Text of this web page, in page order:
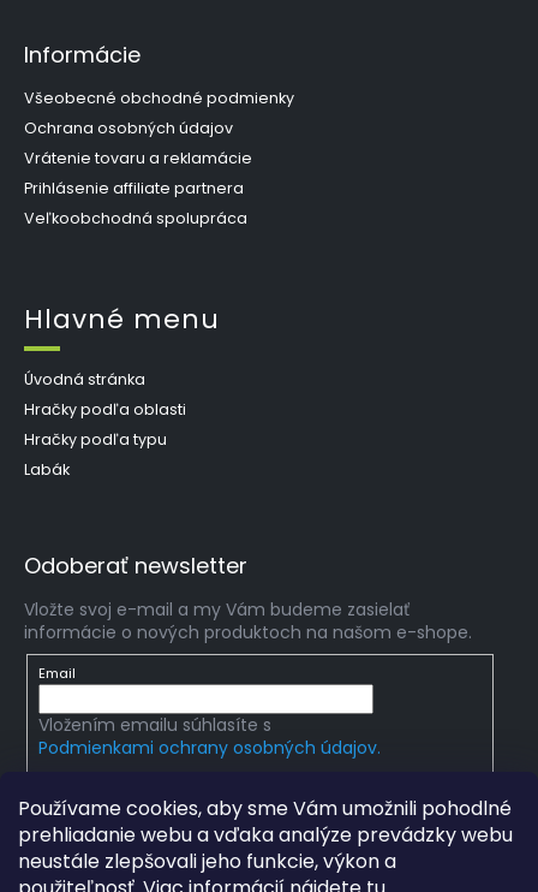
Používame cookies, aby sme Vám umožnili pohodlné
prehliadanie webu a vďaka analýze prevádzky webu
neustále zlepšovali jeho funkcie, výkon a
Informácie
Všeobecné obchodné podmienky
Ochrana osobných údajov
Vrátenie tovaru a reklamácie
Prihlásenie affiliate partnera
Veľkoobchodná spolupráca
Hlavné menu
Úvodná stránka
Hračky podľa oblasti
Hračky podľa typu
Labák
Odoberať newsletter
Vložte svoj e-mail a my Vám budeme zasielať
informácie o nových produktoch na našom e-shope.
Email
Vložením emailu súhlasíte s
Podmienkami ochrany osobných údajov.